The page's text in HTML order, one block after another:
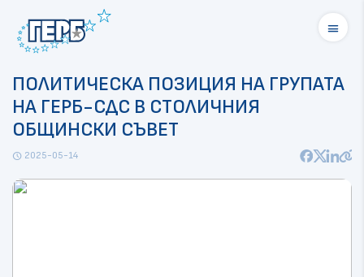
menu
ПОЛИТИЧЕСКА ПОЗИЦИЯ НА ГРУПАТА
НА ГЕРБ-СДС В СТОЛИЧНИЯ
ОБЩИНСКИ СЪВЕТ
schedule 2025-05-14